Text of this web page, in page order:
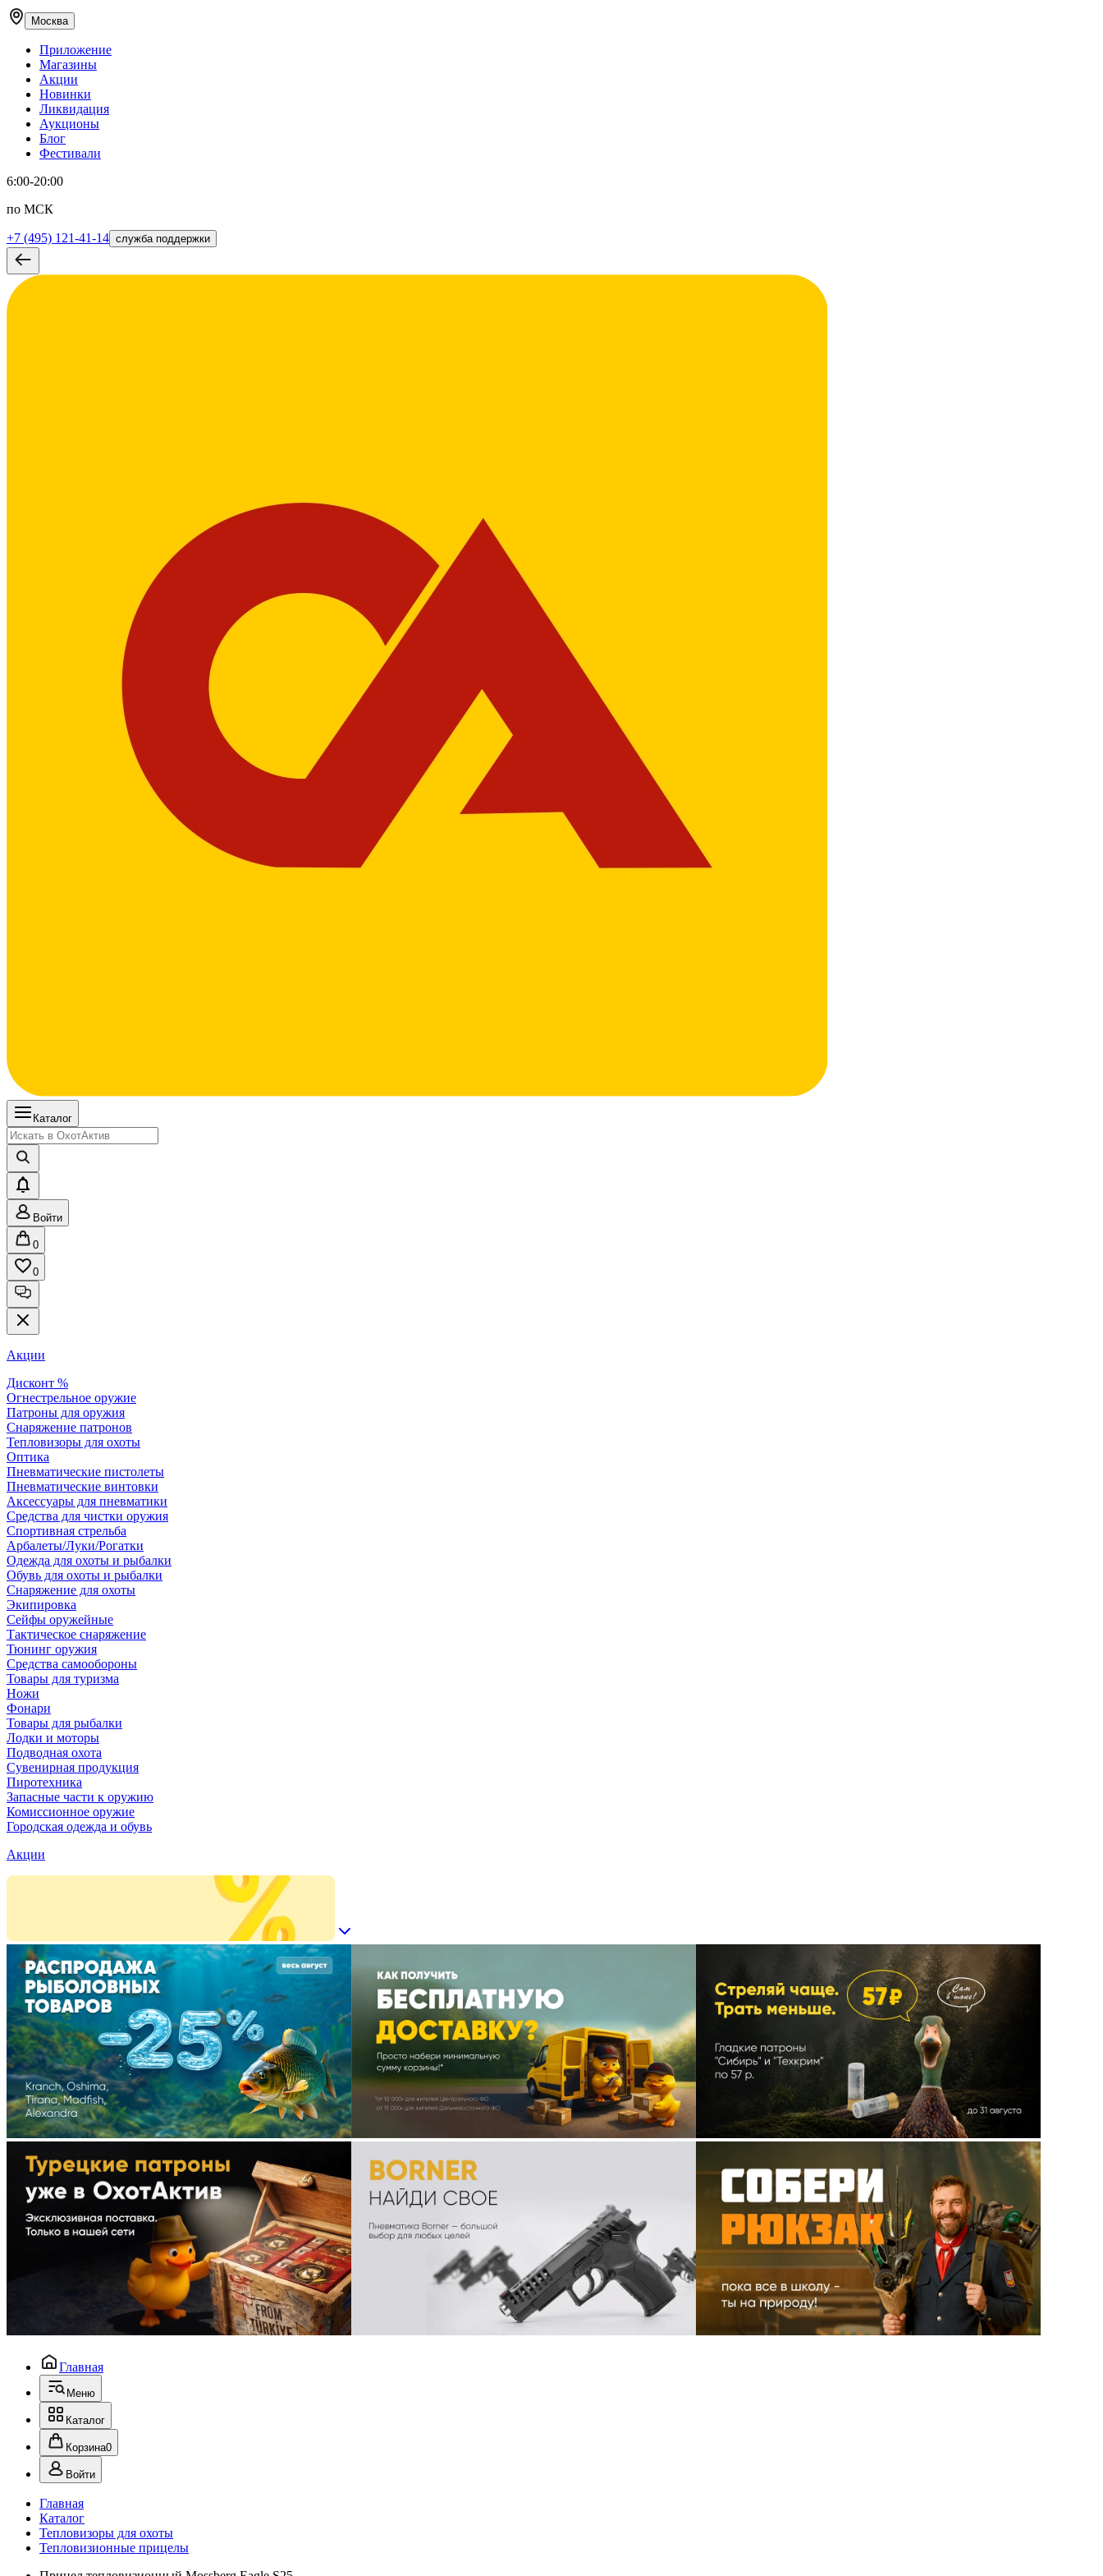
Москва
Приложение
Магазины
Акции
Новинки
Ликвидация
Аукционы
Блог
Фестивали
6:00-20:00
по МСК
+7 (495) 121-41-14 служба поддержки
Каталог
Войти
0
0
Акции
Дисконт %
Огнестрельное оружие
Патроны для оружия
Снаряжение патронов
Тепловизоры для охоты
Оптика
Пневматические пистолеты
Пневматические винтовки
Аксессуары для пневматики
Средства для чистки оружия
Спортивная стрельба
Арбалеты/Луки/Рогатки
Одежда для охоты и рыбалки
Обувь для охоты и рыбалки
Снаряжение для охоты
Экипировка
Сейфы оружейные
Тактическое снаряжение
Тюнинг оружия
Средства самообороны
Товары для туризма
Ножи
Фонари
Товары для рыбалки
Лодки и моторы
Подводная охота
Сувенирная продукция
Пиротехника
Запасные части к оружию
Комиссионное оружие
Городская одежда и обувь
Акции
Главная
Меню
Каталог
Корзина0
Войти
Главная
Каталог
Тепловизоры для охоты
Тепловизионные прицелы